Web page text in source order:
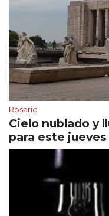
Rosario
Cielo nublado y
para este jueves